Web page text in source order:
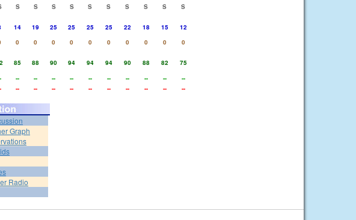
S S S S S S S S S
S
14 19 25 25 25 25 22 18 15
12
0 0 0 0 0 0 0 0 0
0
85 88 90 94 94 94 90 88 82
75
-- -- -- -- -- -- -- -- --
--
-- -- -- -- -- -- -- -- -- --
Graph
Radio